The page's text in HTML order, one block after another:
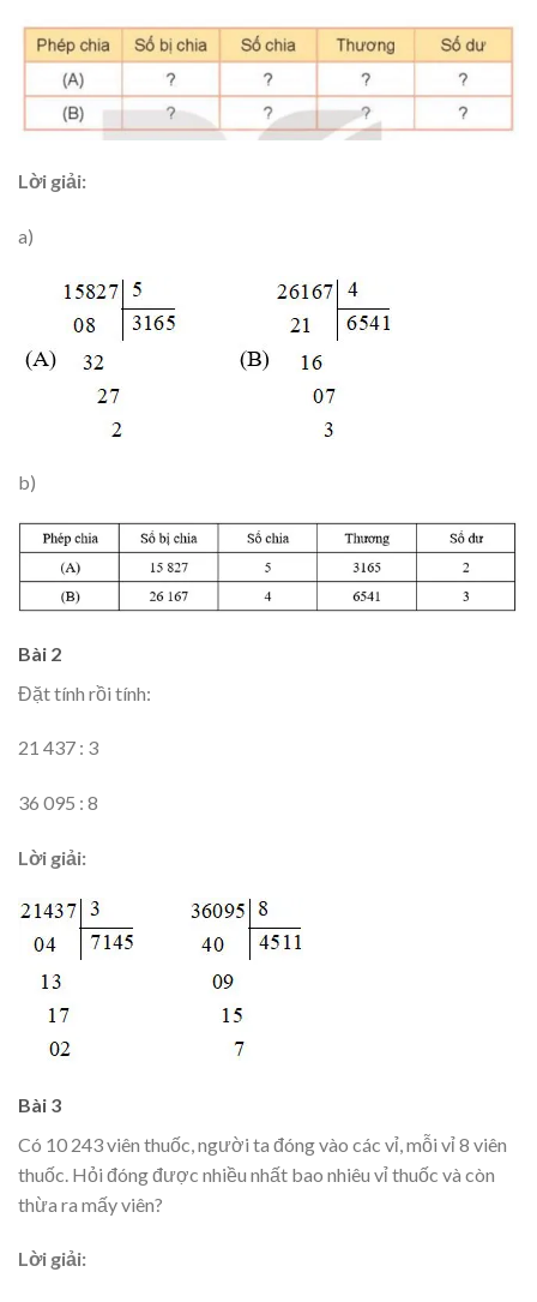
Lời giải:
a)
b)
Bài 2
Đặt tính rồi tính:
21 437 : 3
36 095 : 8
Lời giải:
Bài 3
Có 10 243 viên thuốc, người ta đóng vào các vỉ, mỗi vỉ 8 viên
thuốc. Hỏi đóng được nhiều nhất bao nhiêu vỉ thuốc và còn
thừa ra mấy viên?
Lời giải: